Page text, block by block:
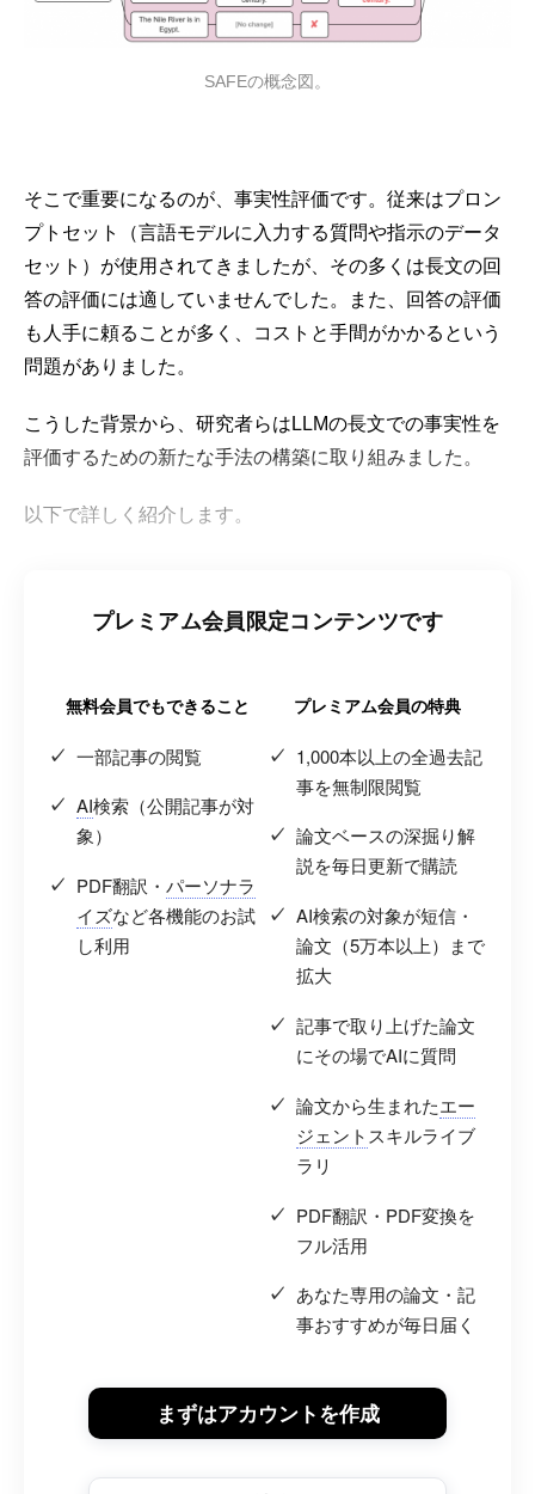
SAFEの概念図。
そこで重要になるのが、事実性評価です。従来はプロン
プトセット（言語モデルに入力する質問や指示のデータ
セット）が使用されてきましたが、その多くは長文の回
答の評価には適していませんでした。また、回答の評価
も人手に頼ることが多く、コストと手間がかかるという
問題がありました。
こうした背景から、研究者らはLLMの長文での事実性を
評価するための新たな手法の構築に取り組みました。
以下で詳しく紹介します。
プレミアム会員限定コンテンツです
無料会員でもできること
一部記事の閲覧
AI検索（公開記事が対
象）
PDF翻訳・ パーソナラ
イズなど各機能のお試
し利用
プレミアム会員の特典
1,000本以上の全過去記
事を無制限閲覧
論文ベースの深掘り解
説を毎日更新で購読
AI検索の対象が短信・
論文（5万本以上）まで
拡大
記事で取り上げた論文
にその場でAIに質問
論文から生まれたエー
ジェント スキルライブ
ラリ
PDF翻訳・PDF変換を
フル活用
あなた専用の論文・記
事おすすめが毎日届く
まずはアカウントを作成